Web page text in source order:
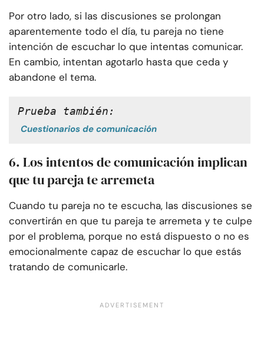
Por otro lado, si las discusiones se prolongan
aparentemente todo el día, tu pareja no tiene
intención de escuchar lo que intentas comunicar.
En cambio, intentan agotarlo hasta que ceda y
abandone el tema.
Prueba también:
Cuestionarios de comunicación
6. Los intentos de comunicación implican
que tu pareja te arremeta
Cuando tu pareja no te escucha, las discusiones se
convertirán en que tu pareja te arremeta y te culpe
por el problema, porque no está dispuesto o no es
emocionalmente capaz de escuchar lo que estás
tratando de comunicarle.